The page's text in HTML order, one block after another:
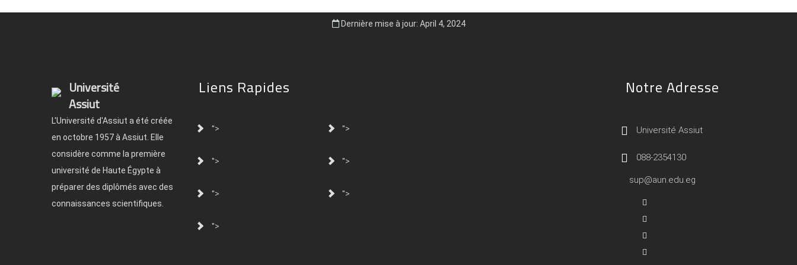
Dernière mise à jour: April 4, 2024
Université
Assiut
L'Université d'Assiut a été créée
en octobre 1957 à Assiut. Elle
considère comme la première
université de Haute Égypte à
préparer des diplômés avec des
connaissances scientifiques.
Liens Rapides
"> ">
"> ">
"> ">
">
Notre Adresse
Université Assiut
088-2354130
sup@aun.edu.eg